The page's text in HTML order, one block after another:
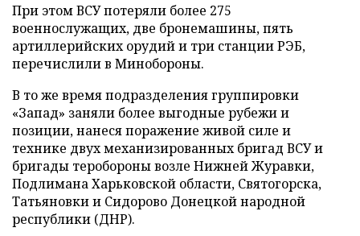
При этом ВСУ потеряли более 275
военнослужащих, две бронемашины, пять
артиллерийских орудий и три станции РЭБ,
перечислили в Минобороны.
В то же время подразделения группировки
«Запад» заняли более выгодные рубежи и
позиции, нанеся поражение живой силе и
технике двух механизированных бригад ВСУ и
бригады теробороны возле Нижней Журавки,
Подлимана Харьковской области, Святогорска,
Татьяновки и Сидорово Донецкой народной
республики (ДНР).